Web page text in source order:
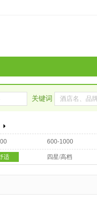
关键词
600-1000
适 四星/高档